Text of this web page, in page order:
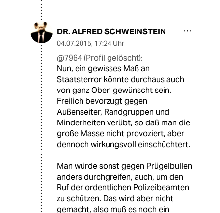
DR. ALFRED SCHWEINSTEIN
04.07.2015, 17:24 Uhr
@7964 (Profil gelöscht):
Nun, ein gewisses Maß an
Staatsterror könnte durchaus auch
von ganz Oben gewünscht sein.
Freilich bevorzugt gegen
Außenseiter, Randgruppen und
Minderheiten verübt, so daß man die
große Masse nicht provoziert, aber
dennoch wirkungsvoll einschüchtert.
Man würde sonst gegen Prügelbullen
anders durchgreifen, auch, um den
Ruf der ordentlichen Polizeibeamten
zu schützen. Das wird aber nicht
gemacht, also muß es noch ein